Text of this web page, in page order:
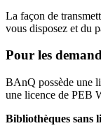
La façon de
vous disposez et du
Pour les
BAnQ possède une
une licence de PEB
Bibliothèques sans